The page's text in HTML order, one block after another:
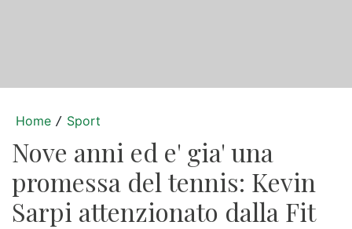
Home / Sport
Nove anni ed e' gia' una
promessa del tennis: Kevin
Sarpi attenzionato dalla Fit